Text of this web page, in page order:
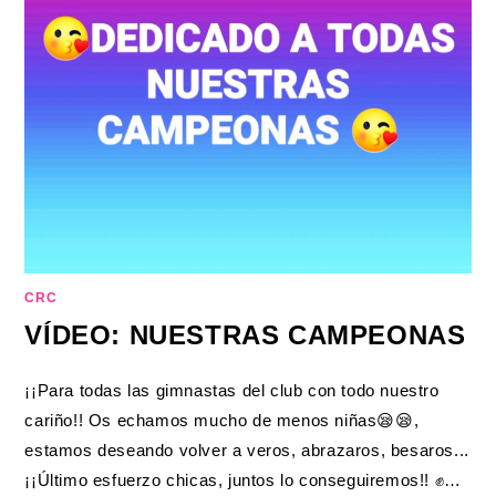
CRC
VÍDEO: NUESTRAS CAMPEONAS
¡¡Para todas las gimnastas del club con todo nuestro
cariño!! Os echamos mucho de menos niñas😪😪,
estamos deseando volver a veros, abrazaros, besaros...
¡¡Último esfuerzo chicas, juntos lo conseguiremos!! ✊…